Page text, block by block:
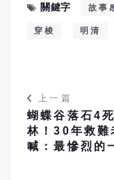
關鍵字
故事
穿梭 明清
上一篇
蝴蝶谷落石4
林！30年救難
喊：最慘烈的